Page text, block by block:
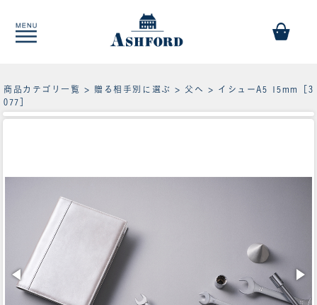
商品カテゴリ一覧 > 贈る相手別に選ぶ > 父へ
> イシューA5 15mm［3
077］